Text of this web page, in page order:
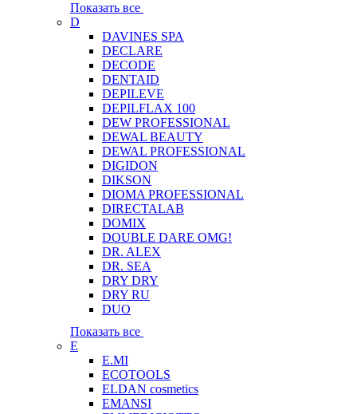
Показать все
D
DAVINES SPA
DECLARE
DECODE
DENTAID
DEPILEVE
DEPILFLAX 100
DEW PROFESSIONAL
DEWAL BEAUTY
DEWAL PROFESSIONAL
DIGIDON
DIKSON
DIOMA PROFESSIONAL
DIRECTALAB
DOMIX
DOUBLE DARE OMG!
DR. ALEX
DR. SEA
DRY DRY
DRY RU
DUO
Показать все
E
E.MI
ECOTOOLS
ELDAN cosmetics
EMANSI